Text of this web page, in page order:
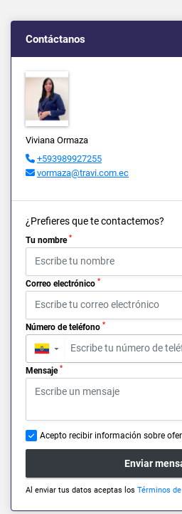
Contáctanos
Viviana Ormaza
+593989927255
vormaza@travi.com.ec
¿Prefieres que te contactemos?
Tu nombre *
Correo electrónico *
Número de teléfono *
▼
Mensaje *
Acepto recibir información sobre
Enviar
Al enviar tus datos aceptas los Términos